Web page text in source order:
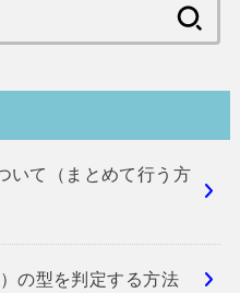
:
いて（まとめて行う方
の型を判定する方法